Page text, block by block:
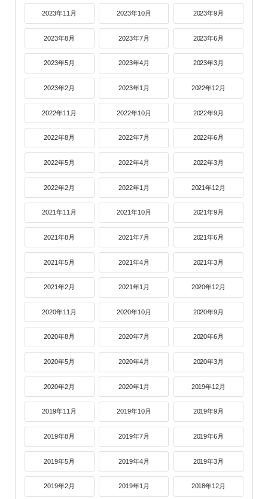
2023年11月 2023年10月 2023年9月
2023年8月 2023年7月 2023年6月
2023年5月 2023年4月 2023年3月
2023年2月 2023年1月 2022年12月
2022年11月 2022年10月 2022年9月
2022年8月 2022年7月 2022年6月
2022年5月 2022年4月 2022年3月
2022年2月 2022年1月 2021年12月
2021年11月 2021年10月 2021年9月
2021年8月 2021年7月 2021年6月
2021年5月 2021年4月 2021年3月
2021年2月 2021年1月 2020年12月
2020年11月 2020年10月 2020年9月
2020年8月 2020年7月 2020年6月
2020年5月 2020年4月 2020年3月
2020年2月 2020年1月 2019年12月
2019年11月 2019年10月 2019年9月
2019年8月 2019年7月 2019年6月
2019年5月 2019年4月 2019年3月
2019年2月 2019年1月 2018年12月